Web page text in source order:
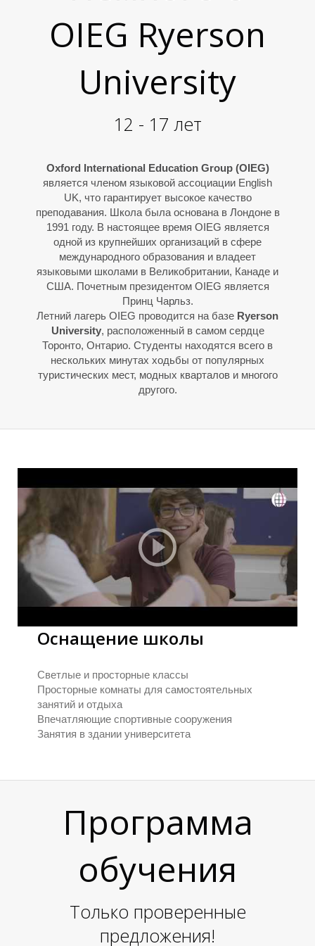
О
Л
Е
OIEG Ryerson
University
12 - 17 лет
Oxford International Education Group (OIEG)
является членом языковой ассоциации English
UK, что гарантирует высокое качество
преподавания. Школа была основана в Лондоне в
1991 году. В настоящее время OIEG является
одной из крупнейших организаций в сфере
международного образования и владеет
языковыми школами в Великобритании, Канаде и
США. Почетным президентом OIEG является
Принц Чарльз.
Летний лагерь OIEG проводится на базе Ryerson
University, расположенный в самом сердце
Торонто, Онтарио. Студенты находятся всего в
нескольких минутах ходьбы от популярных
туристических мест, модных кварталов и многого
другого.
Оснащение школы
Светлые и просторные классы
Просторные комнаты для самостоятельных
занятий и отдыха
Впечатляющие спортивные сооружения
Занятия в здании университета
Программа
обучения
Только проверенные
предложения!
О
Л
Е